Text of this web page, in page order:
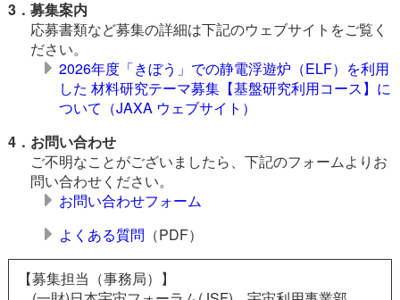
3．募集案内
応募書類など募集の詳細は下記のウェブサイトをご覧く
ださい。
2026年度「きぼう」での静電浮遊炉（ELF）を利用
した 材料研究テーマ募集【基盤研究利用コース】に
ついて（JAXA ウェブサイト）
4．お問い合わせ
ご不明なことがございましたら、下記のフォームよりお
問い合わせください。
お問い合わせフォーム
よくある質問 （PDF）
【募集担当（事務局）】